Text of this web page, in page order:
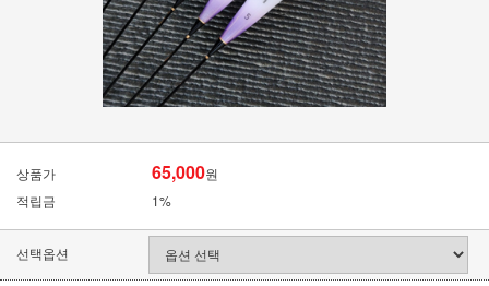
상품가 65,000원
적립금
1%
선택옵션